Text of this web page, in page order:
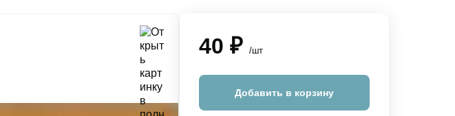
40 ₽ /шт
Добавить в корзину